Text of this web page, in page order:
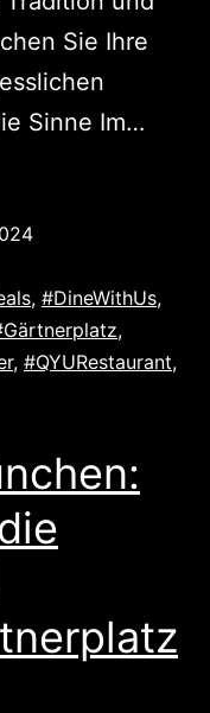
Sie Ihre
Sinne Im…
, #DineWithUs,
,
, #QYURestaurant,